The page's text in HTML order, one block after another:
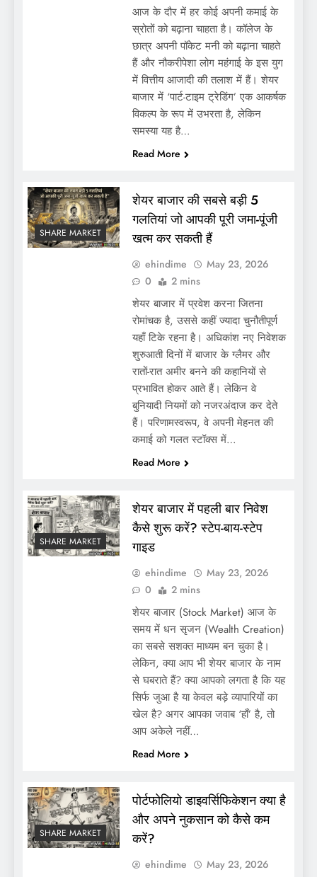
आज के दौर में हर कोई अपनी कमाई के
स्रोतों को बढ़ाना चाहता है। कॉलेज के
छात्र अपनी पॉकेट मनी को बढ़ाना चाहते
हैं और नौकरीपेशा लोग महंगाई के इस युग
में वित्तीय आजादी की तलाश में हैं। शेयर
बाजार में ‘पार्ट-टाइम ट्रेडिंग’ एक आकर्षक
विकल्प के रूप में उभरता है, लेकिन
समस्या यह है…
Read More
SHARE MARKET
शेयर बाजार की सबसे बड़ी 5
गलतियां जो आपकी पूरी जमा-पूंजी
खत्म कर सकती हैं
ehindime
May 23, 2026
0
2 mins
शेयर बाजार में प्रवेश करना जितना
रोमांचक है, उससे कहीं ज्यादा चुनौतीपूर्ण
यहाँ टिके रहना है। अधिकांश नए निवेशक
शुरुआती दिनों में बाजार के ग्लैमर और
रातों-रात अमीर बनने की कहानियों से
प्रभावित होकर आते हैं। लेकिन वे
बुनियादी नियमों को नजरअंदाज कर देते
हैं। परिणामस्वरूप, वे अपनी मेहनत की
कमाई को गलत स्टॉक्स में…
Read More
SHARE MARKET
शेयर बाजार में पहली बार निवेश
कैसे शुरू करें? स्टेप-बाय-स्टेप
गाइड
ehindime
May 23, 2026
0
2 mins
शेयर बाजार (Stock Market) आज के
समय में धन सृजन (Wealth Creation)
का सबसे सशक्त माध्यम बन चुका है।
लेकिन, क्या आप भी शेयर बाजार के नाम
से घबराते हैं? क्या आपको लगता है कि यह
सिर्फ जुआ है या केवल बड़े व्यापारियों का
खेल है? अगर आपका जवाब ‘हाँ’ है, तो
आप अकेले नहीं…
Read More
SHARE MARKET
पोर्टफोलियो डाइवर्सिफिकेशन क्या है
और अपने नुकसान को कैसे कम
करें?
ehindime
May 23, 2026